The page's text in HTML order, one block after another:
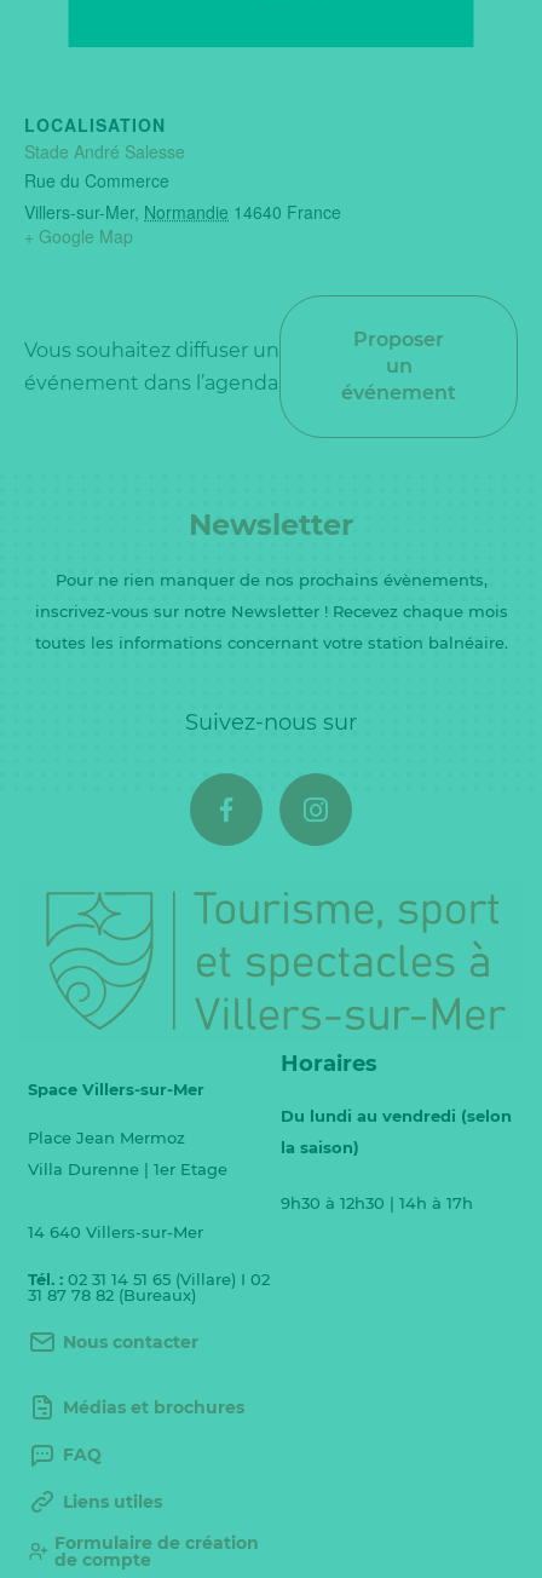
LOCALISATION
Stade André Salesse
Rue du Commerce
Villers-sur-Mer, Normandie 14640 France
+ Google Map
Vous souhaitez diffuser un
événement dans l’agenda
Proposer
un
événement
Newsletter
Pour ne rien manquer de nos prochains évènements,
inscrivez-vous sur notre Newsletter ! Recevez chaque mois
toutes les informations concernant votre station balnéaire.
Suivez-nous sur
Space Villers-sur-Mer
Place Jean Mermoz
Villa Durenne | 1er Etage
14 640 Villers-sur-Mer
Tél. : 02 31 14 51 65 (Villare) I 02
31 87 78 82 (Bureaux)
Nous contacter
Horaires
Du lundi au vendredi (selon
la saison)
9h30 à 12h30 | 14h à 17h
Médias et brochures
FAQ
Liens utiles
Formulaire de création
de compte